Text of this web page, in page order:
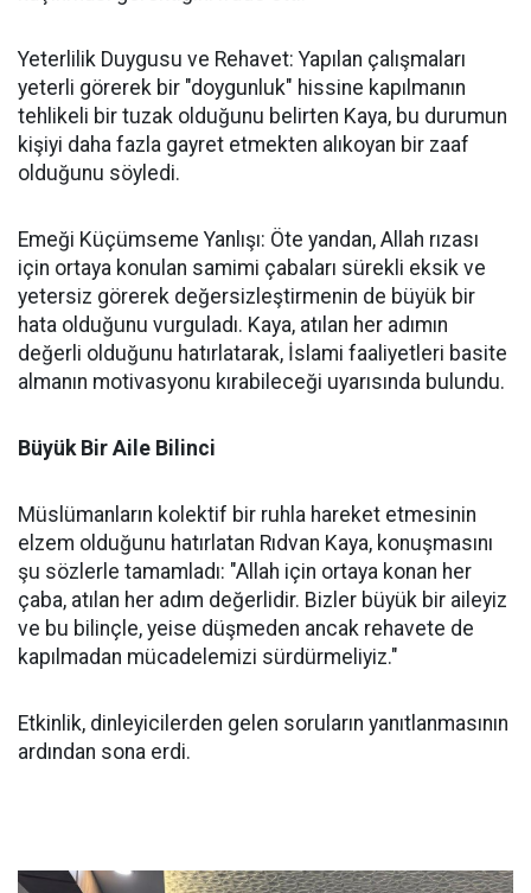
Yeterlilik Duygusu ve Rehavet: Yapılan çalışmaları
yeterli görerek bir "doygunluk" hissine kapılmanın
tehlikeli bir tuzak olduğunu belirten Kaya, bu durumun
kişiyi daha fazla gayret etmekten alıkoyan bir zaaf
olduğunu söyledi.
Emeği Küçümseme Yanlışı: Öte yandan, Allah rızası
için ortaya konulan samimi çabaları sürekli eksik ve
yetersiz görerek değersizleştirmenin de büyük bir
hata olduğunu vurguladı. Kaya, atılan her adımın
değerli olduğunu hatırlatarak, İslami faaliyetleri basite
almanın motivasyonu kırabileceği uyarısında bulundu.
Büyük Bir Aile Bilinci
Müslümanların kolektif bir ruhla hareket etmesinin
elzem olduğunu hatırlatan Rıdvan Kaya, konuşmasını
şu sözlerle tamamladı: "Allah için ortaya konan her
çaba, atılan her adım değerlidir. Bizler büyük bir aileyiz
ve bu bilinçle, yeise düşmeden ancak rehavete de
kapılmadan mücadelemizi sürdürmeliyiz."
Etkinlik, dinleyicilerden gelen soruların yanıtlanmasının
ardından sona erdi.